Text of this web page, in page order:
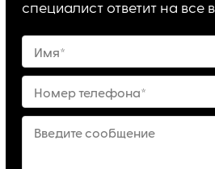
специалист ответит на все
Имя*
Номер телефона*
Введите сообщение